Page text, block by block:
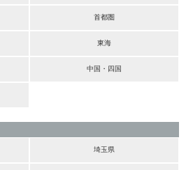
首都圏
東海
中国・四国
埼玉県